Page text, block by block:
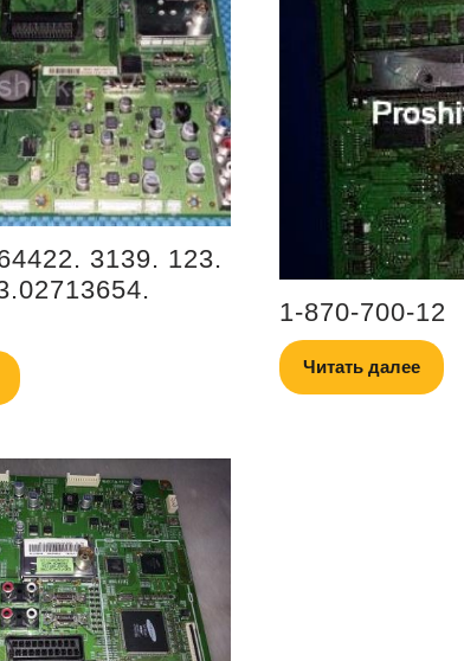
3139. 123.
1-870-700-12
Читать далее